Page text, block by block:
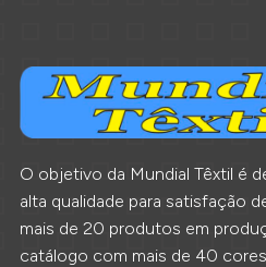
O objetivo da Mundial Têxtil é
alta qualidade para satisfação
mais de 20 produtos em
catálogo com mais de 40 cores.